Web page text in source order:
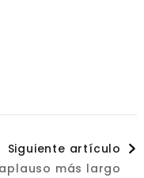
Siguiente artículo
más largo